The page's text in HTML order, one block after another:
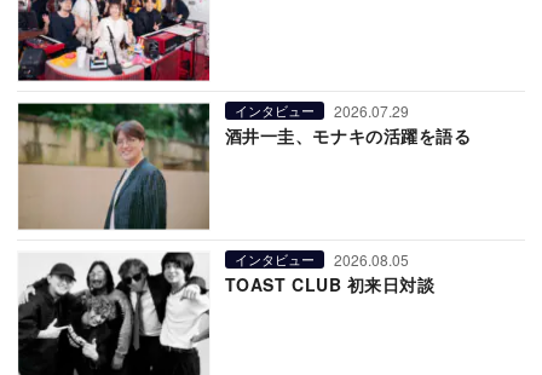
インタビュー 2026.07.29
酒井一圭、モナキの活躍を語る
インタビュー 2026.08.05
TOAST CLUB 初来日対談